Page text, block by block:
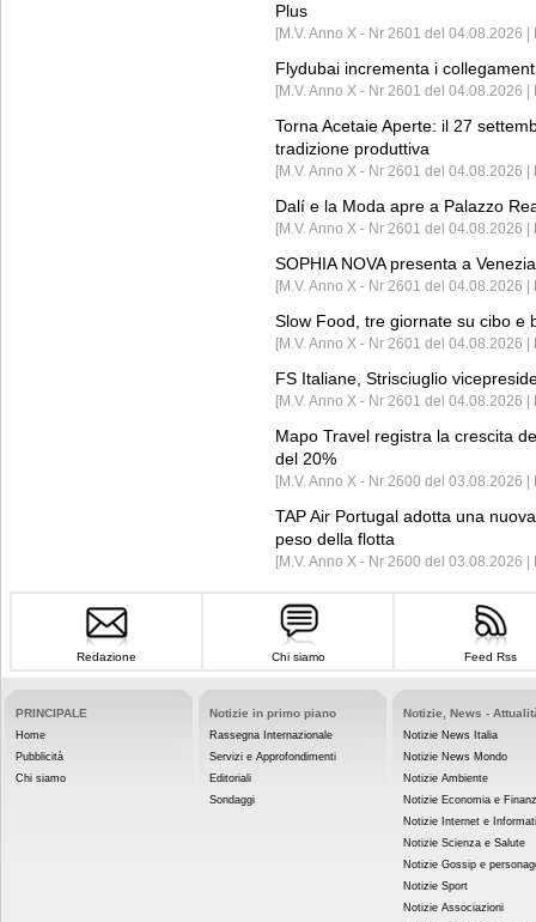
Plus
[M.V. Anno X - Nr 2601 del 04.08.2026 |
Flydubai incrementa i
[M.V. Anno X - Nr 2601 del 04.08.2026 |
Torna Acetaie Aperte: il 27
tradizione produttiva
[M.V. Anno X - Nr 2601 del 04.08.2026 |
Dalí e la Moda apre a Palazzo
[M.V. Anno X - Nr 2601 del 04.08.2026 |
SOPHIA NOVA presenta a
[M.V. Anno X - Nr 2601 del 04.08.2026
Slow Food, tre giornate su cibo e
[M.V. Anno X - Nr 2601 del 04.08.2026 |
FS Italiane, Strisciuglio
[M.V. Anno X - Nr 2601 del 04.08.2026 |
Mapo Travel registra la crescita
del 20%
[M.V. Anno X - Nr 2600 del 03.08.2026 |
TAP Air Portugal adotta una
peso della flotta
[M.V. Anno X - Nr 2600 del 03.08.2026
Redazione Chi siamo Feed Rss
PRINCIPALE
Home
Pubblicità
Chi siamo
Notizie in primo piano
Rassegna Internazionale
Servizi e Approfondimenti
Editoriali
Sondaggi
Notizie, News -
Notizie News Italia
Notizie News Mondo
Notizie Ambiente
Notizie Economia e
Notizie Internet e
Notizie Scienza e Salute
Notizie Gossip e
Notizie Sport
Notizie Associazioni